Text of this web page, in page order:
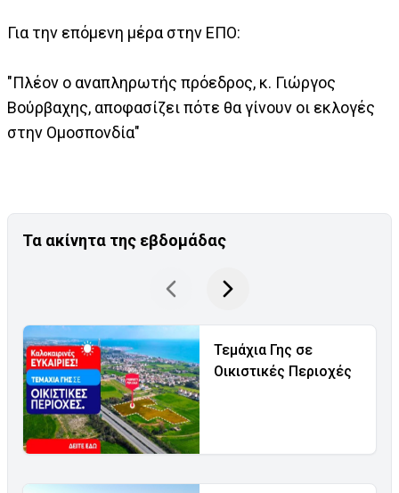
Για την επόμενη μέρα στην ΕΠΟ:
"Πλέον ο αναπληρωτής πρόεδρος, κ. Γιώργος
Βούρβαχης, αποφασίζει πότε θα γίνουν οι εκλογές
στην Ομοσπονδία"
Τα ακίνητα της εβδομάδας
Τεμάχια Γης σε
Οικιστικές Περιοχές